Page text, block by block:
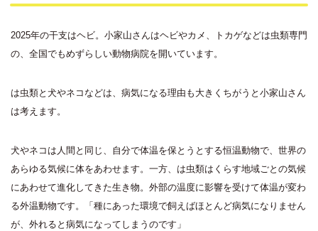
2025年の干支はヘビ。小家山さんはヘビやカメ、トカゲなどは虫類専門
の、全国でもめずらしい動物病院を開いています。
は虫類と犬やネコなどは、病気になる理由も大きくちがうと小家山さん
は考えます。
犬やネコは人間と同じ、自分で体温を保とうとする恒温動物で、世界の
あらゆる気候に体をあわせます。一方、は虫類はくらす地域ごとの気候
にあわせて進化してきた生き物。外部の温度に影響を受けて体温が変わ
る外温動物です。「種にあった環境で飼えばほとんど病気になりません
が、外れると病気になってしまうのです」